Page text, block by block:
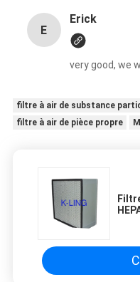
E
Erick
very good, we
filtre à air de substance
filtre à air de pièce propre